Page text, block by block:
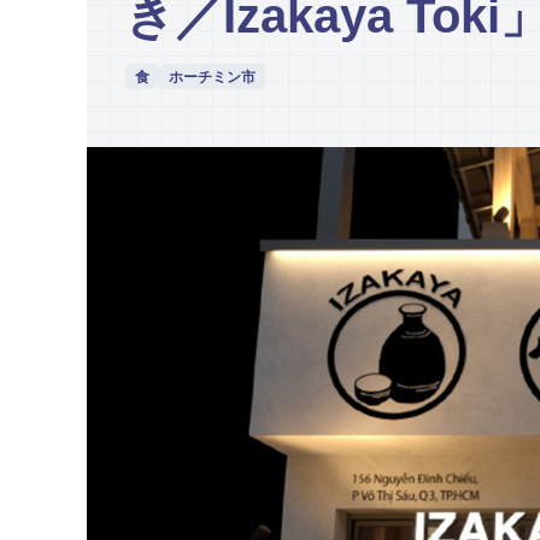
き／Izakaya Toki
食 ホーチミン市